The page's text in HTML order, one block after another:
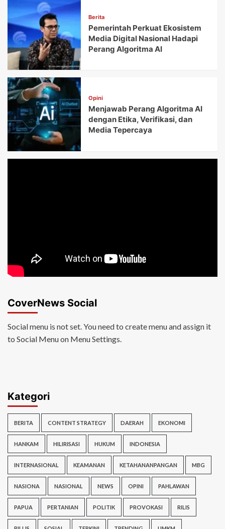
Berita
Pemerintah Perkuat Ekosistem
Media Digital Nasional Hadapi
Perang Algoritma AI
Opini
Menjawab Perang Algoritma AI
dengan Etika, Verifikasi, dan
Media Tepercaya
CoverNews Social
Social menu is not set. You need to create menu and assign it
to Social Menu on Menu Settings.
Kategori
BERITA CONTENT STRATEGY DAERAH EKONOMI
HANKAM HILIRISASI HUKUM INDONESIA
INTERNASIONAL KEAMANAN KETAHANANPANGAN MBG
NASIONA NASIONAL NEWS OPINI PAHLAWAN
PAPUA PERTANIAN POLITIK PROVOKASI RILIS